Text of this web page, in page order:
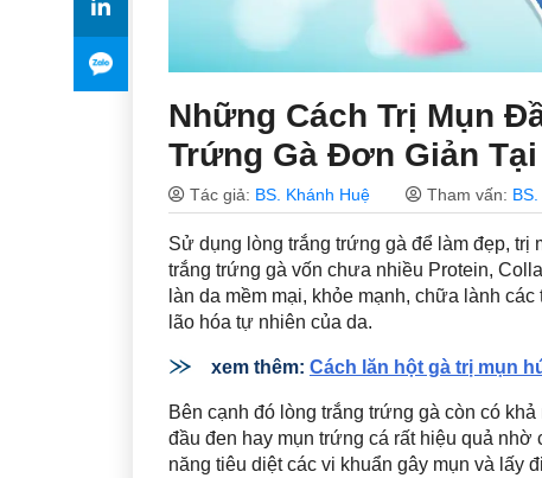
Những Cách Trị Mụn
Trứng Gà Đơn Giản
Tác giả: BS. Khánh Huệ Tham vấn:
Sử dụng lòng trắng trứng gà để làm đẹp, trị
trắng trứng gà vốn chưa nhiều Protein,
làn da mềm mại, khỏe mạnh, chữa lành
lão hóa tự nhiên của da.
xem thêm: Cách lăn hột gà trị mụn
Bên cạnh đó lòng trắng trứng gà còn có
đầu đen hay mụn trứng cá rất hiệu quả
năng tiêu diệt các vi khuẩn gây mụn và lấy